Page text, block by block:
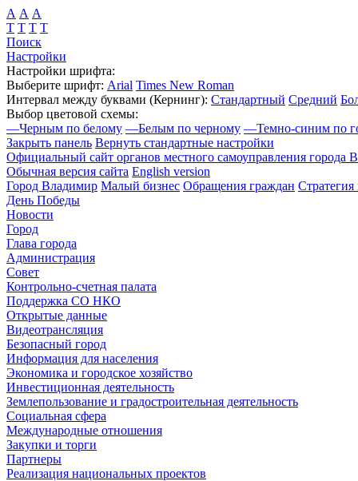
А А А
Т Т Т Т
Поиск
Настройки
Настройки шрифта:
Выберите шрифт: Arial Times New Roman
Интервал между буквами (Кернинг): Стандартный Средний
Выбор цветовой схемы:
—Черным по белому —Белым по черному —Темно-синим по
Закрыть панель Вернуть стандартные настройки
Официальный сайт органов местного самоуправления города
Обычная версия сайта English version
Город Владимир Малый бизнес Обращения граждан Стратегия
День Победы
Новости
Город
Глава города
Администрация
Совет
Контрольно-счетная палата
Поддержка СО НКО
Открытые данные
Видеотрансляция
Безопасный город
Информация для населения
Экономика и городское хозяйство
Инвестиционная деятельность
Землепользование и градостроительная деятельность
Социальная сфера
Международные отношения
Закупки и торги
Партнеры
Реализация национальных проектов